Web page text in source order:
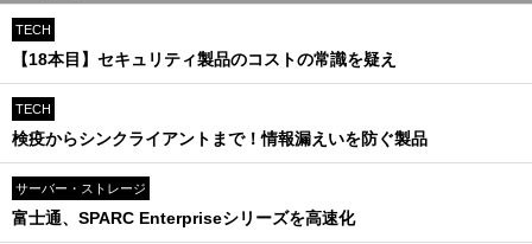
TECH
【18本目】セキュリティ製品のコストの常識を疑え
TECH
検疫からシンクライアントまで！情報漏えいを防ぐ製品
サーバー・ストレージ
富士通、SPARC Enterpriseシリーズを高速化